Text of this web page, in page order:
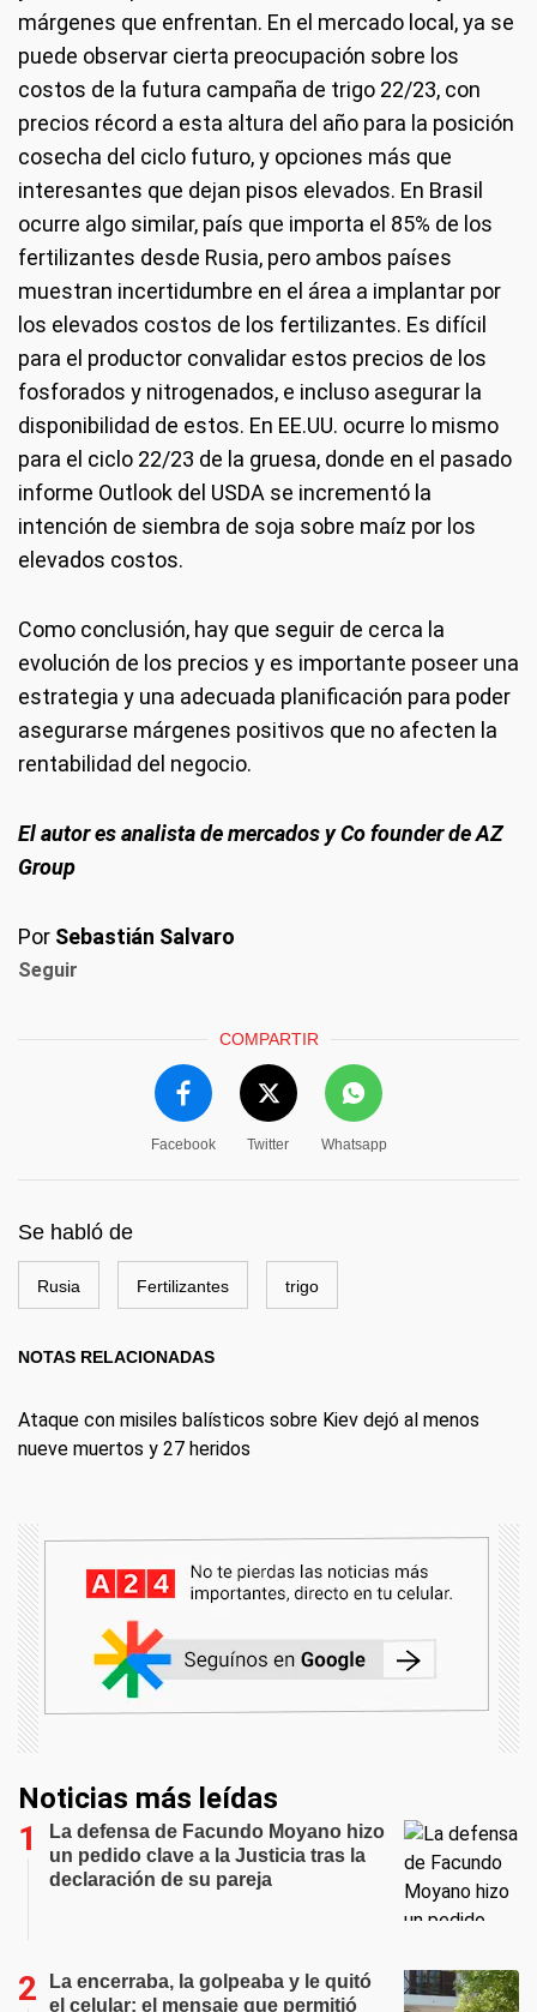
márgenes que enfrentan. En el mercado local, ya se
puede observar cierta preocupación sobre los
costos de la futura campaña de trigo 22/23, con
precios récord a esta altura del año para la posición
cosecha del ciclo futuro, y opciones más que
interesantes que dejan pisos elevados. En Brasil
ocurre algo similar, país que importa el 85% de los
fertilizantes desde Rusia, pero ambos países
muestran incertidumbre en el área a implantar por
los elevados costos de los fertilizantes. Es difícil
para el productor convalidar estos precios de los
fosforados y nitrogenados, e incluso asegurar la
disponibilidad de estos. En EE.UU. ocurre lo mismo
para el ciclo 22/23 de la gruesa, donde en el pasado
informe Outlook del USDA se incrementó la
intención de siembra de soja sobre maíz por los
elevados costos.
Como conclusión, hay que seguir de cerca la
evolución de los precios y es importante poseer una
estrategia y una adecuada planificación para poder
asegurarse márgenes positivos que no afecten la
rentabilidad del negocio.
El autor es analista de mercados y Co founder de AZ
Group
Por Sebastián Salvaro
Seguir
COMPARTIR
Facebook Twitter Whatsapp
Se habló de
Rusia Fertilizantes trigo
NOTAS RELACIONADAS
Ataque con misiles balísticos sobre Kiev dejó al menos
nueve muertos y 27 heridos
Noticias más leídas
La defensa de Facundo Moyano hizo
un pedido clave a la Justicia tras la
declaración de su pareja
La encerraba, la golpeaba y le quitó
el celular: el mensaje que permitió